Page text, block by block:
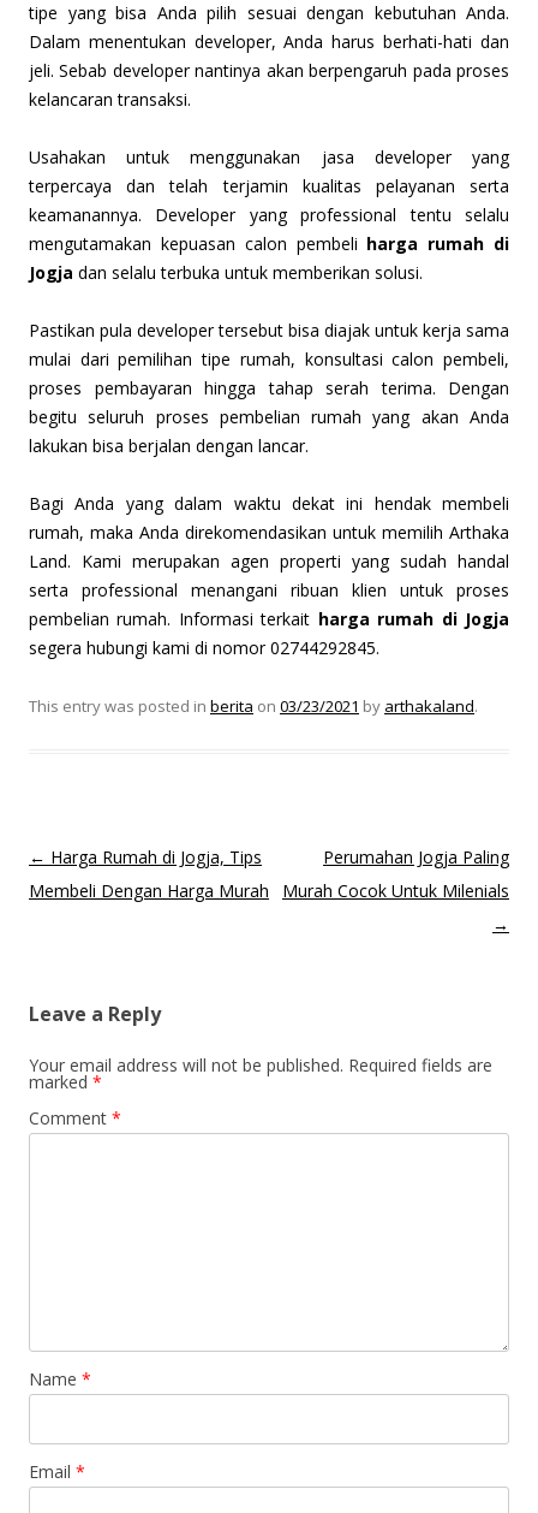
tipe yang bisa Anda pilih sesuai dengan kebutuhan Anda.
Dalam menentukan developer, Anda harus berhati-hati dan
jeli. Sebab developer nantinya akan berpengaruh pada proses
kelancaran transaksi.
Usahakan untuk menggunakan jasa developer yang
terpercaya dan telah terjamin kualitas pelayanan serta
keamanannya. Developer yang professional tentu selalu
mengutamakan kepuasan calon pembeli harga rumah di
Jogja dan selalu terbuka untuk memberikan solusi.
Pastikan pula developer tersebut bisa diajak untuk kerja sama
mulai dari pemilihan tipe rumah, konsultasi calon pembeli,
proses pembayaran hingga tahap serah terima. Dengan
begitu seluruh proses pembelian rumah yang akan Anda
lakukan bisa berjalan dengan lancar.
Bagi Anda yang dalam waktu dekat ini hendak membeli
rumah, maka Anda direkomendasikan untuk memilih Arthaka
Land. Kami merupakan agen properti yang sudah handal
serta professional menangani ribuan klien untuk proses
pembelian rumah. Informasi terkait harga rumah di Jogja
segera hubungi kami di nomor 02744292845.
This entry was posted in berita on 03/23/2021 by arthakaland.
Post
navigation
← Harga Rumah di Jogja, Tips
Membeli Dengan Harga Murah
Perumahan Jogja Paling
Murah Cocok Untuk Milenials
→
Leave a Reply
Your email address will not be published. Required fields are
marked *
Comment *
Name *
Email *